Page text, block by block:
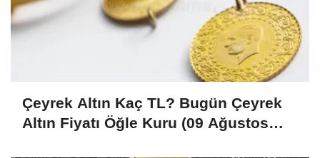
Çeyrek Altın Kaç TL? Bugün Çeyrek
Altın Fiyatı Öğle Kuru (09 Ağustos